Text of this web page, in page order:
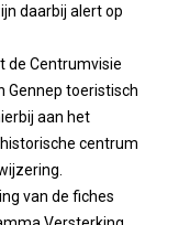
daarbij alert op
de Centrumvisie
Gennep toeristisch
aan het
centrum
van de fiches